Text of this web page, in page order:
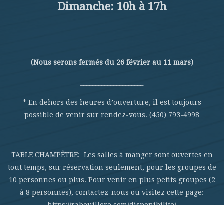
Dimanche: 10h à 17h
(Nous serons fermés du 26 février au 11 mars)
* En dehors des heures d’ouverture, il est toujours
possible de venir sur rendez-vous. (450) 793-4998
TABLE CHAMPÊTRE: Les salles à manger sont ouvertes en
tout temps, sur réservation seulement, pour les groupes de
10 personnes ou plus. Pour venir en plus petits groupes (2
à 8 personnes), contactez-nous ou visitez cette page: